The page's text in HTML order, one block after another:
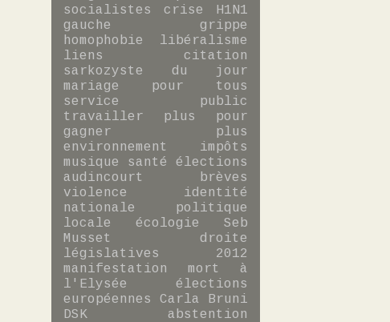
socialistes
crise
H1N1
gauche
grippe
homophobie
libéralisme
liens
citation
sarkozyste du jour
mariage pour tous
service public
travailler plus pour
gagner plus
environnement
impôts
musique
santé
élections
audincourt
brèves
violence
identité
nationale
politique
locale
écologie
Seb
Musset
droite
législatives 2012
manifestation
mort à
l'Elysée
élections
européennes
Carla Bruni
DSK
abstention